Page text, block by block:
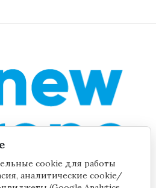
cookie для работы
аналитические cookie/